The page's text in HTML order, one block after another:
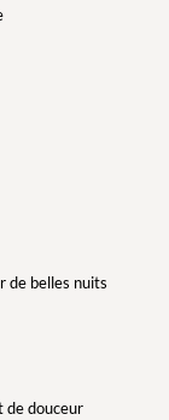
de belles nuits
de douceur